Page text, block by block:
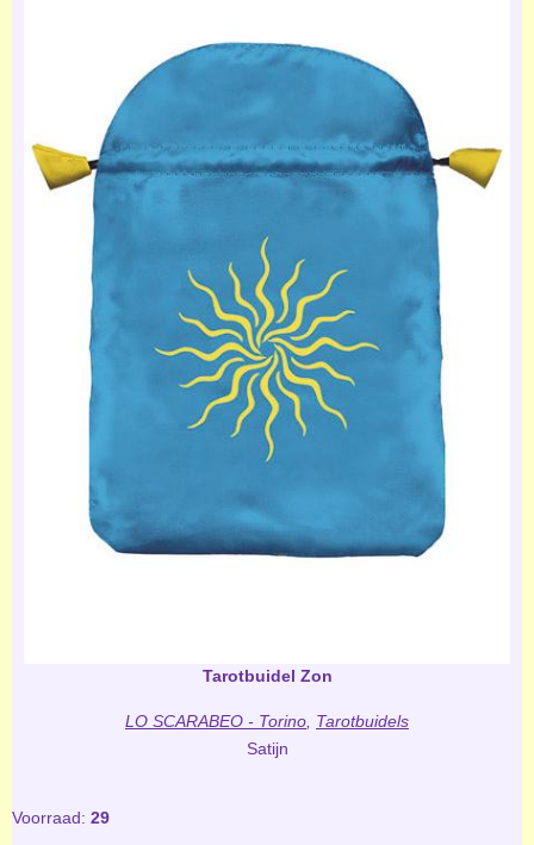
Tarotbuidel Zon
LO SCARABEO - Torino Tarotbuidels
Satijn
Voorraad: 29